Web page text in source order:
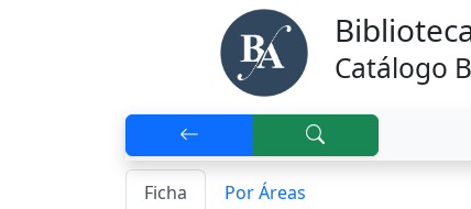
Catálogo
Ficha Por Áreas